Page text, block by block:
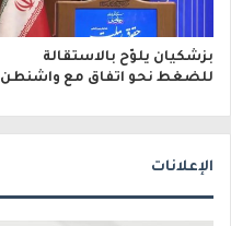
بزشكيان يلوّح بالاستقالة
للضغط نحو اتفاق مع واشنطن
الإعلانات